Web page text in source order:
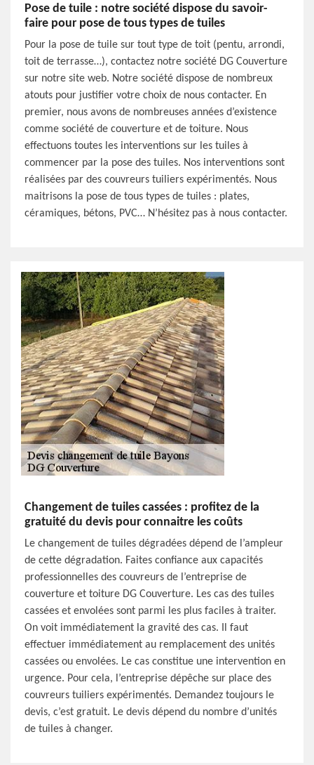
Pose de tuile : notre société dispose du savoir-
faire pour pose de tous types de tuiles
Pour la pose de tuile sur tout type de toit (pentu, arrondi,
toit de terrasse…), contactez notre société DG Couverture
sur notre site web. Notre société dispose de nombreux
atouts pour justifier votre choix de nous contacter. En
premier, nous avons de nombreuses années d’existence
comme société de couverture et de toiture. Nous
effectuons toutes les interventions sur les tuiles à
commencer par la pose des tuiles. Nos interventions sont
réalisées par des couvreurs tuiliers expérimentés. Nous
maitrisons la pose de tous types de tuiles : plates,
céramiques, bétons, PVC… N’hésitez pas à nous contacter.
Changement de tuiles cassées : profitez de la
gratuité du devis pour connaitre les coûts
Le changement de tuiles dégradées dépend de l’ampleur
de cette dégradation. Faites confiance aux capacités
professionnelles des couvreurs de l’entreprise de
couverture et toiture DG Couverture. Les cas des tuiles
cassées et envolées sont parmi les plus faciles à traiter.
On voit immédiatement la gravité des cas. Il faut
effectuer immédiatement au remplacement des unités
cassées ou envolées. Le cas constitue une intervention en
urgence. Pour cela, l’entreprise dépêche sur place des
couvreurs tuiliers expérimentés. Demandez toujours le
devis, c’est gratuit. Le devis dépend du nombre d’unités
de tuiles à changer.